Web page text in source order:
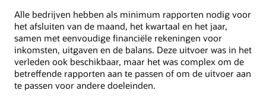
Alle bedrijven hebben als minimum rapporten nodig voor
het afsluiten van de maand, het kwartaal en het jaar,
samen met eenvoudige financiële rekeningen voor
inkomsten, uitgaven en de balans. Deze uitvoer was in het
verleden ook beschikbaar, maar het was complex om de
betreffende rapporten aan te passen of om de uitvoer aan
te passen voor andere doeleinden.